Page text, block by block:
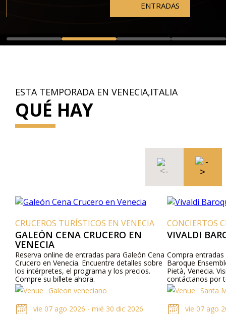
ENTRADAS
ESTA TEMPORADA EN VENECIA,ITALIA
QUÉ HAY
CRUCEROS TURÍSTICOS EN VENECIA
GALEÓN CENA CRUCERO EN
VENECIA
Reserva online de entradas para Galeón Cena
Crucero en Venecia. Encuentre detalles sobre
los intérpretes, el programa y los precios.
Compre su billete ahora.
Galeon veneciano
vie 07 ago 2026 - mié 30 dic 2026
CONCIERTOS
VIVALDI
Compra entradas
Baroque
Pietà, Venecia.
contáctanos por
información
los precios de las
Santa
vie 07 ago